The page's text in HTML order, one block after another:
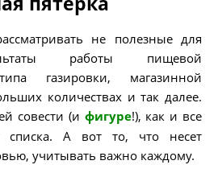
не полезные для
работы пищевой
газировки, магазинной
количествах и так далее.
совести (и фигуре!), как и все
списка. А вот то, что несет
учитывать важно каждому.